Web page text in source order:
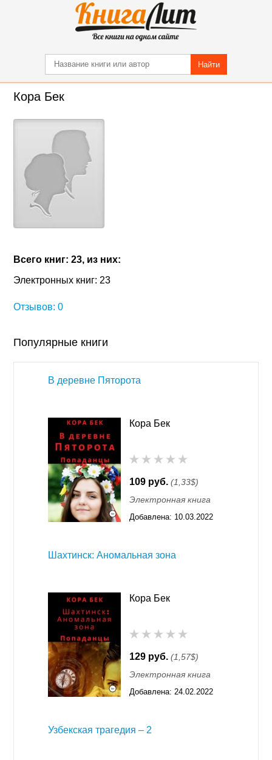
Найти
Кора Бек
Всего книг: 23, из них:
Электронных книг: 23
Отзывов: 0
Популярные книги
В деревне Пяторота
Кора Бек
109 руб. (1,33$)
Электронная книга
Добавлена: 10.03.2022
Шахтинск: Аномальная зона
Кора Бек
129 руб. (1,57$)
Электронная книга
Добавлена: 24.02.2022
Узбекская трагедия – 2